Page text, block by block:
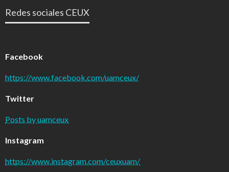
Redes sociales CEUX
Facebook
https://www.facebook.com/uamceux/
Twitter
Posts by uamceux
Instagram
https://www.instagram.com/ceuxuam/